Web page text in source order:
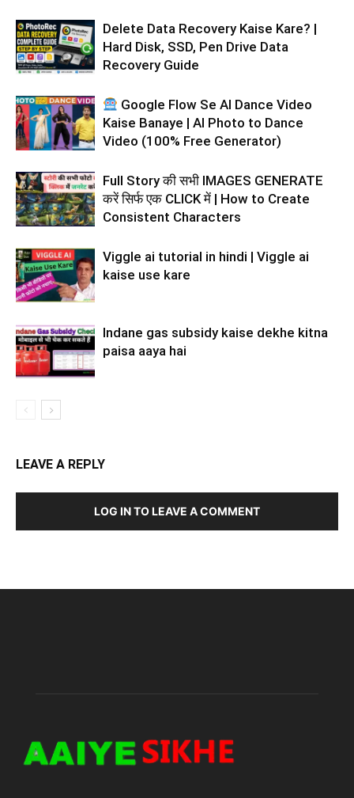
Delete Data Recovery Kaise Kare? |
Hard Disk, SSD, Pen Drive Data
Recovery Guide
Google Flow Se AI Dance Video
Kaise Banaye | AI Photo to Dance
Video (100% Free Generator)
Full Story की सभी IMAGES GENERATE
करें सिर्फ एक CLICK में | How to Create
Consistent Characters
Viggle ai tutorial in hindi | Viggle ai
kaise use kare
Indane gas subsidy kaise dekhe kitna
paisa aaya hai
LEAVE A REPLY
LOG IN TO LEAVE A COMMENT